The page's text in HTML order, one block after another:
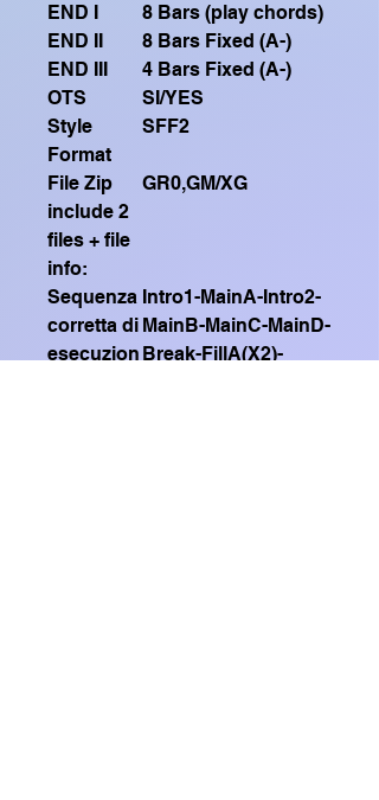
END I
8 Bars (play chords)
END II
8 Bars Fixed (A-)
END III
4 Bars Fixed (A-)
OTS
SI/YES
Style
Format
SFF2
File Zip
include 2
files + file
info:
GR0,GM/XG
Sequenza
corretta di
esecuzion
Intro1-MainA-Intro2-
MainB-MainC-MainD-
Break-FillA(X2)-